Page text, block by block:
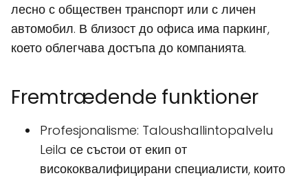
лесно с обществен транспорт или с личен
автомобил. В близост до офиса има паркинг,
което облегчава достъпа до компанията.
Fremtrædende funktioner
Profesjonalisme: Taloushallintopalvelu
Leila се състои от екип от
висококвалифицирани специалисти, които